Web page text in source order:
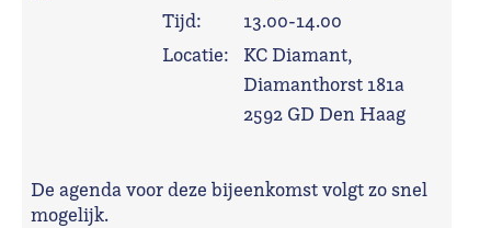
Tijd:
13.00-14.00
Locatie:
KC Diamant,
Diamanthorst 181a
2592 GD Den Haag
De agenda voor deze bijeenkomst volgt zo snel
mogelijk.